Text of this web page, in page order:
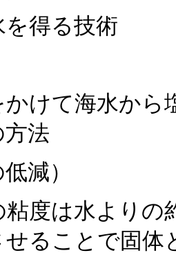
得る技術
けて海水から
法
減）
度は水よりの
ることで固体